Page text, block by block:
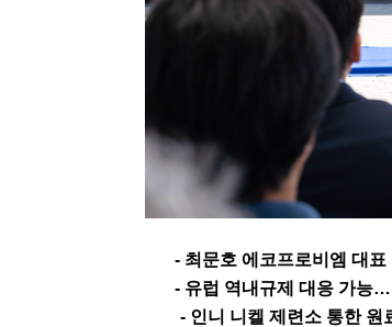
- 최문호 에코프로비엠 대
- 유럽 역내규제 대응 가능…
- 인니 니켈 제련소 통한 원